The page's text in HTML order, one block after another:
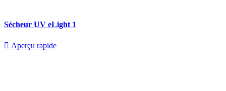
Sécheur UV eLight 1
 Aperçu rapide